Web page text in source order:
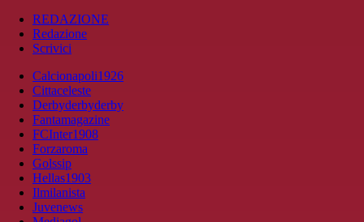
REDAZIONE
Redazione
Scrivici
Calcionapoli1926
Cittaceleste
Derbyderbyderby
Fantamagazine
FCInter1908
Forzaroma
Golssip
Hellas1903
Ilmilanista
Juvenews